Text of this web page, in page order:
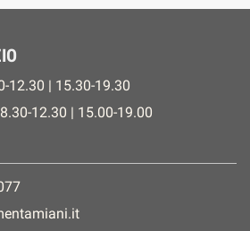
12.30 | 15.30-19.30
12.30 | 15.00-19.00